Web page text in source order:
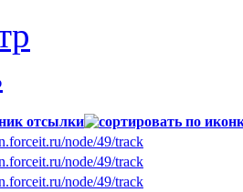
отсылки
node/49/track
node/49/track
node/49/track